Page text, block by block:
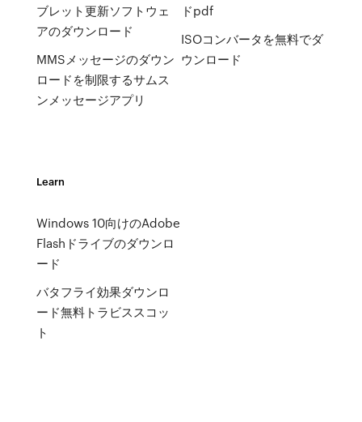
ブレット更新ソフトウェ
アのダウンロード
MMSメッセージのダウン
ロードを制限するサムス
ンメッセージアプリ
ドpdf
ISOコンバータを無料でダ
ウンロード
Learn
Windows 10向けのAdobe
Flashドライブのダウンロ
ード
バタフライ効果ダウンロ
ード無料トラビススコッ
ト